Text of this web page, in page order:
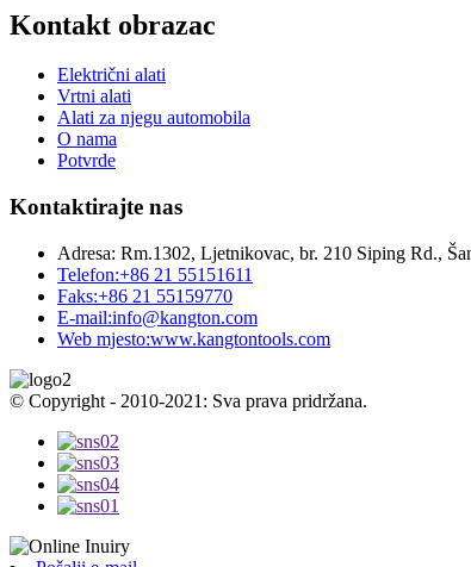
Kontakt obrazac
Električni alati
Vrtni alati
Alati za njegu automobila
O nama
Potvrde
Kontaktirajte nas
Adresa: Rm.1302, Ljetnikovac, br. 210 Siping Rd.,
Telefon:+86 21 55151611
Faks:+86 21 55159770
E-mail:info@kangton.com
Web mjesto:www.kangtontools.com
© Copyright - 2010-2021: Sva prava pridržana.